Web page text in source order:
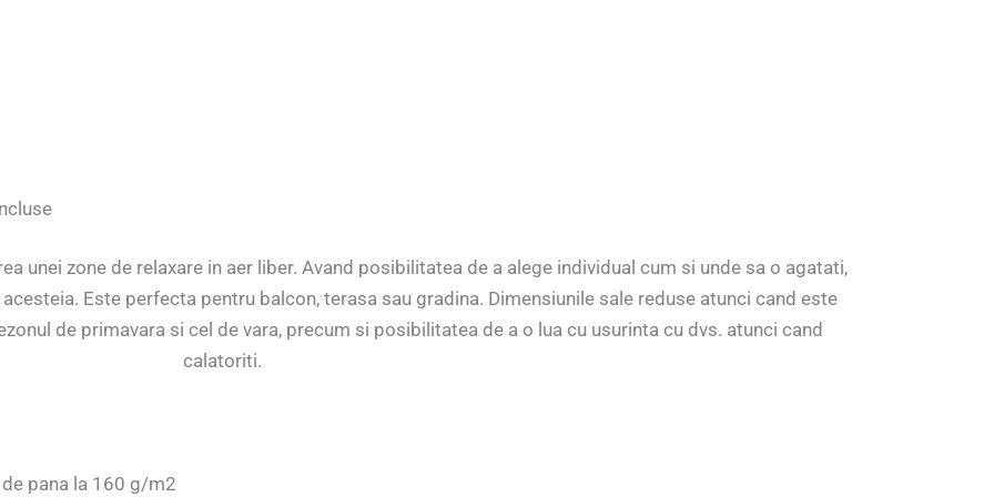
unei zone de relaxare in aer liber. Avand posibilitatea de a alege individual cum si unde sa o agatati,
Este perfecta pentru balcon, terasa sau gradina. Dimensiunile sale reduse atunci cand este
de primavara si cel de vara, precum si posibilitatea de a o lua cu usurinta cu dvs. atunci cand
calatoriti.
pana la 160 g/m2